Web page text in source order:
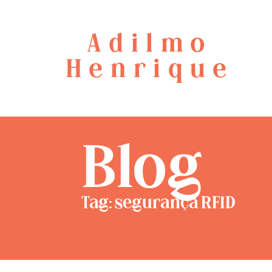
Adilmo
Henrique
Blog
Tag: segurança RFID